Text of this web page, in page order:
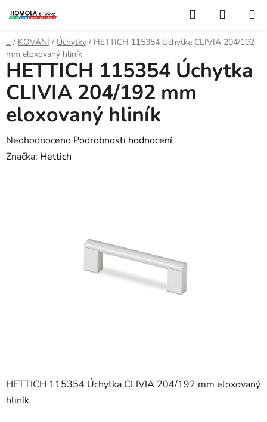
na
obsah
Hledat
KOŠÍK
Domů
/ KOVÁNÍ / Úchytky / HETTICH 115354 Úchytka CLIVIA 204/192
mm eloxovaný hliník
HETTICH 115354 Úchytka CLIVIA 204/192 mm eloxovaný
hliník
HETTICH 115354 Úchytka
CLIVIA 204/192 mm
eloxovaný hliník
Průměrné
hodnocení
Neohodnoceno Podrobnosti hodnocení
Značka: Hettich